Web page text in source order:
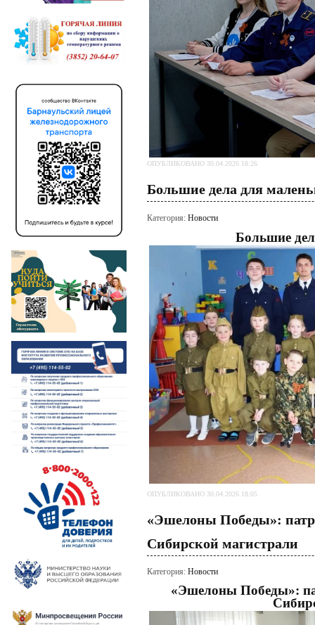
ОПУБЛИКОВАНО 30.04.2026 18:26
Большие дела для
Категория: Новости
Большие
ОПУБЛИКОВАНО 30.04.2026 18:05
«Эшелоны Победы»:
Сибирской магистрали
Категория: Новости
«Эшелоны Победы»: